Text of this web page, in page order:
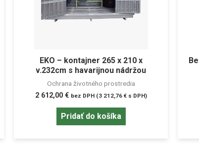
EKO – kontajner 265 x 210 x
v.232cm s havarijnou nádržou
Ochrana životného prostredia
2 612,00 € bez DPH (3 212,76 €s DPH)
Pridať do košíka